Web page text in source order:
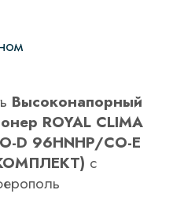
Высоконапорный
ROYAL CLIMA
D 96HNHP/CO-E
с